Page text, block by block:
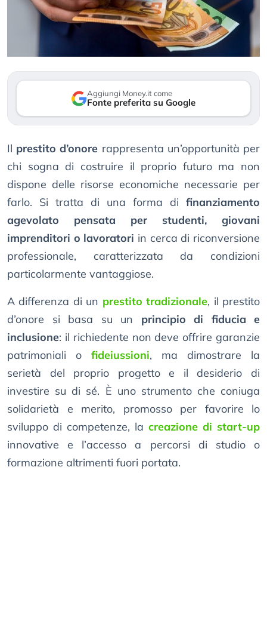
Aggiungi Money.it come
Fonte preferita su Google
Il prestito d’onore rappresenta un’opportunità per
chi sogna di costruire il proprio futuro ma non
dispone delle risorse economiche necessarie per
farlo. Si tratta di una forma di finanziamento
agevolato pensata per studenti, giovani
imprenditori o lavoratori in cerca di riconversione
professionale, caratterizzata da condizioni
particolarmente vantaggiose.
A differenza di un prestito tradizionale, il prestito
d’onore si basa su un principio di fiducia e
inclusione: il richiedente non deve offrire garanzie
patrimoniali o fideiussioni, ma dimostrare la
serietà del proprio progetto e il desiderio di
investire su di sé. È uno strumento che coniuga
solidarietà e merito, promosso per favorire lo
sviluppo di competenze, la creazione di start-up
innovative e l’accesso a percorsi di studio o
formazione altrimenti fuori portata.